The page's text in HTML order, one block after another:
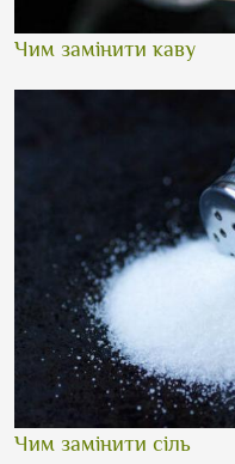
Чим замінити каву
Чим замінити сіль